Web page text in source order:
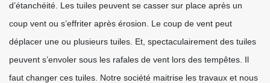
d’étanchéité. Les tuiles peuvent se casser sur place après un
coup vent ou s’effriter après érosion. Le coup de vent peut
déplacer une ou plusieurs tuiles. Et, spectaculairement des tuiles
peuvent s’envoler sous les rafales de vent lors des tempêtes. Il
faut changer ces tuiles. Notre société maitrise les travaux et nous